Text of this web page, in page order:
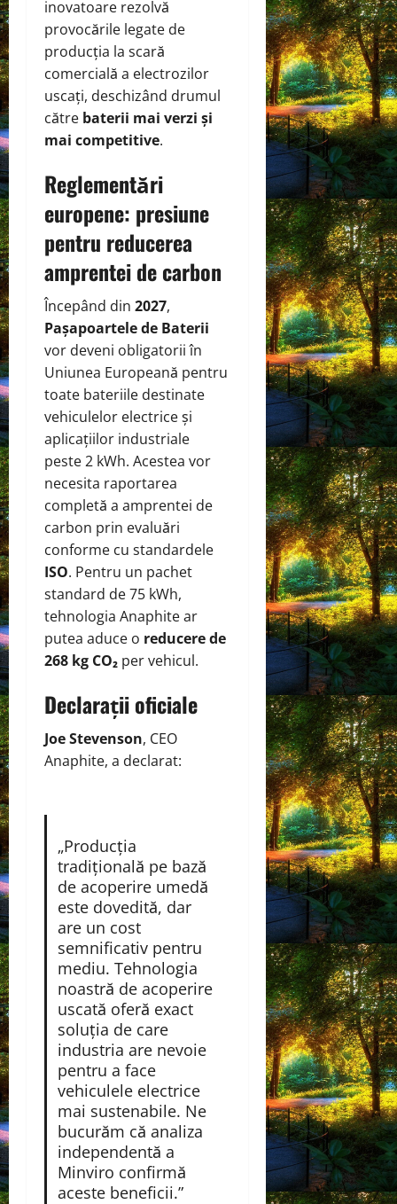
inovatoare rezolvă
provocările legate de
producția la scară
comercială a electrozilor
uscați, deschizând drumul
către baterii mai verzi și
mai competitive.
Reglementări
europene: presiune
pentru reducerea
amprentei de carbon
Începând din 2027,
Pașapoartele de Baterii
vor deveni obligatorii în
Uniunea Europeană pentru
toate bateriile destinate
vehiculelor electrice și
aplicațiilor industriale
peste 2 kWh. Acestea vor
necesita raportarea
completă a amprentei de
carbon prin evaluări
conforme cu standardele
ISO. Pentru un pachet
standard de 75 kWh,
tehnologia Anaphite ar
putea aduce o reducere de
268 kg CO₂ per vehicul.
Declarații oficiale
Joe Stevenson, CEO
Anaphite, a declarat:
„Producția
tradițională pe bază
de acoperire umedă
este dovedită, dar
are un cost
semnificativ pentru
mediu. Tehnologia
noastră de acoperire
uscată oferă exact
soluția de care
industria are nevoie
pentru a face
vehiculele electrice
mai sustenabile. Ne
bucurăm că analiza
independentă a
Minviro confirmă
aceste beneficii.”